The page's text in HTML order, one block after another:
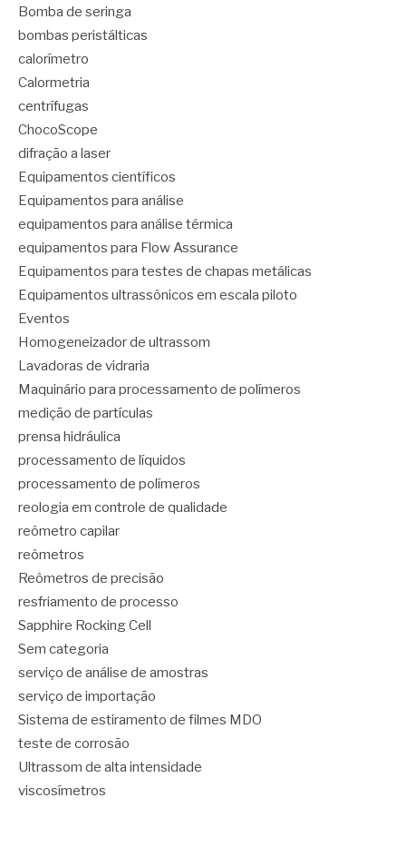
Bomba de seringa
bombas peristálticas
calorímetro
Calormetria
centrífugas
ChocoScope
difração a laser
Equipamentos científicos
Equipamentos para análise
equipamentos para análise térmica
equipamentos para Flow Assurance
Equipamentos para testes de chapas metálicas
Equipamentos ultrassônicos em escala piloto
Eventos
Homogeneizador de ultrassom
Lavadoras de vidraria
Maquinário para processamento de polímeros
medição de partículas
prensa hidráulica
processamento de líquidos
processamento de polímeros
reologia em controle de qualidade
reômetro capilar
reômetros
Reômetros de precisão
resfriamento de processo
Sapphire Rocking Cell
Sem categoria
serviço de análise de amostras
serviço de importação
Sistema de estiramento de filmes MDO
teste de corrosão
Ultrassom de alta intensidade
viscosímetros